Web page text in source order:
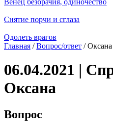
Снятие порчи и сглаза
Одолеть врагов
Главная /Вопрос/ответ / Оксана
06.04.2021 |
Оксана
Вопрос